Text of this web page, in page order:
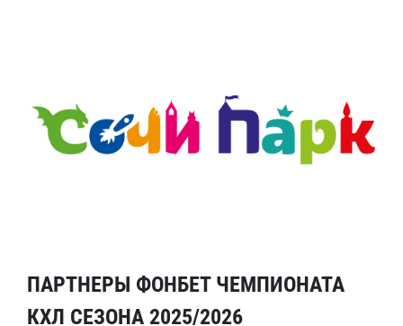
ПАРТНЕРЫ ФОНБЕТ ЧЕМПИОНАТА
КХЛ СЕЗОНА 2025/2026